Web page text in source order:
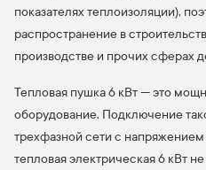
показателях теплоизоляции),
распространение в
производстве и прочих сферах
Тепловая пушка 6 кВт — это
оборудование. Подключение
трехфазной сети с
тепловая электрическая 6 кВт